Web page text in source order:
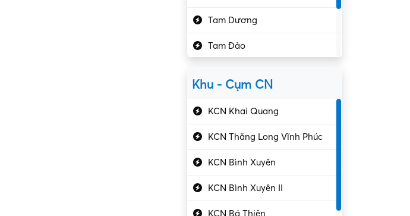
Kiểm soát chất lượng
Kỹ sư cơ khí
Kỹ sư điện
Kỹ thuật cao
Kỹ thuật mạng – IT
Làm bán thời gian
Lao động phổ thông
Tam Dương
Tam Đảo
Khu - Cụm CN
KCN Khai Quang
KCN Thăng Long Vĩnh Phúc
KCN Bình Xuyên
KCN Bình Xuyên II
KCN Bá Thiện